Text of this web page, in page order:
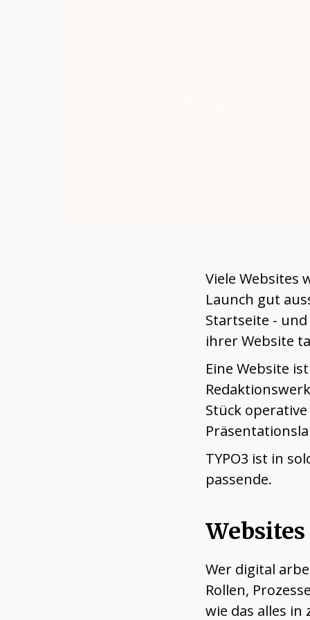
Viele Websites
Launch gut
Startseite -
ihrer Website
Eine Website
Stück
TYPO3 ist in
passende.
Wer digital
Rollen,
wie das alles